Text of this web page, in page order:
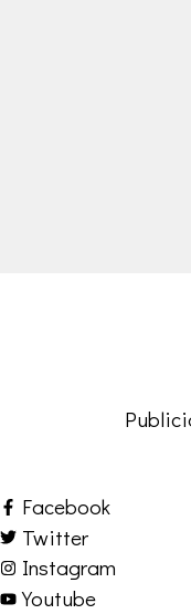
Facebook
Twitter
Instagram
Youtube